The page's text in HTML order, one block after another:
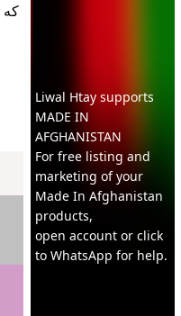
که
Liwal Htay supports
MADE IN
AFGHANISTAN
For free listing and
marketing of your
Made In Afghanistan
products,
open account or click
to WhatsApp for help.